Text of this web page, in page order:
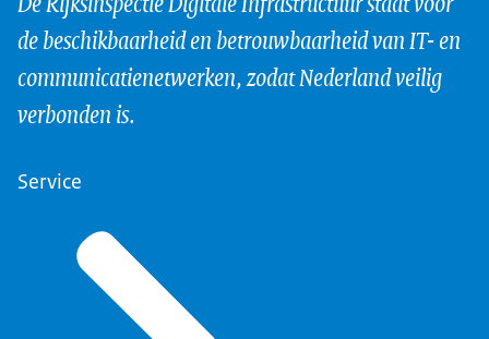
de beschikbaarheid en betrouwbaarheid van IT- en
communicatienetwerken, zodat Nederland veilig
verbonden is.
Service